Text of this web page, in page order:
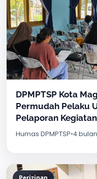
DPMPTSP Kota
Permudah Pelaku
Pelaporan
Humas DPMPTSP•4